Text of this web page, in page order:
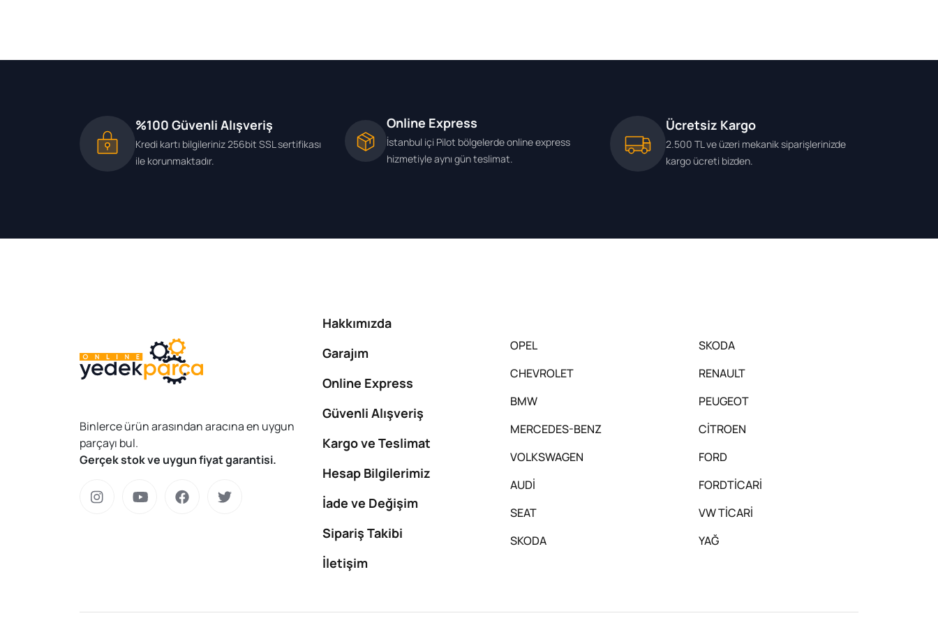
%100 Güvenli Alışveriş
Kredi kartı bilgileriniz 256bit SSL sertifikası
ile korunmaktadır.
Online Express
İstanbul içi Pilot bölgelerde online express
hizmetiyle aynı gün teslimat.
Ücretsiz Kargo
2.500 TL ve üzeri mekanik siparişlerinizde
kargo ücreti bizden.
Binlerce ürün arasından aracına en uygun
parçayı bul.
Gerçek stok ve uygun fiyat garantisi.
Hakkımızda
Garajım
Online Express
Güvenli Alışveriş
Kargo ve Teslimat
Hesap Bilgilerimiz
İade ve Değişim
Sipariş Takibi
İletişim
OPEL
CHEVROLET
BMW
MERCEDES-BENZ
VOLKSWAGEN
AUDİ
SEAT
SKODA
SKODA
RENAULT
PEUGEOT
CİTROEN
FORD
FORDTİCARİ
VW TİCARİ
YAĞ